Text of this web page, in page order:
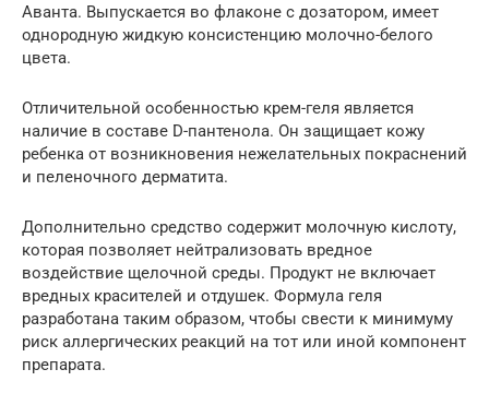
Аванта. Выпускается во флаконе с дозатором, имеет
однородную жидкую консистенцию молочно-белого
цвета.
Отличительной особенностью крем-геля является
наличие в составе D-пантенола. Он защищает кожу
ребенка от возникновения нежелательных покраснений
и пеленочного дерматита.
Дополнительно средство содержит молочную кислоту,
которая позволяет нейтрализовать вредное
воздействие щелочной среды. Продукт не включает
вредных красителей и отдушек. Формула геля
разработана таким образом, чтобы свести к минимуму
риск аллергических реакций на тот или иной компонент
препарата.